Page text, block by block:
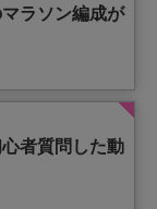
マラソン編成が
心者質問した動